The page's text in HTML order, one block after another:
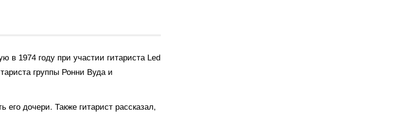
в 1974 году при участии гитариста Led
группы Ронни Вуда и
его дочери. Также гитарист рассказал,